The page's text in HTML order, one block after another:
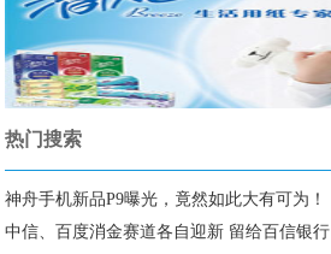
热门搜索
神舟手机新品P9曝光，竟然如此大有可为！
中信、百度消金赛道各自迎新 留给百信银行